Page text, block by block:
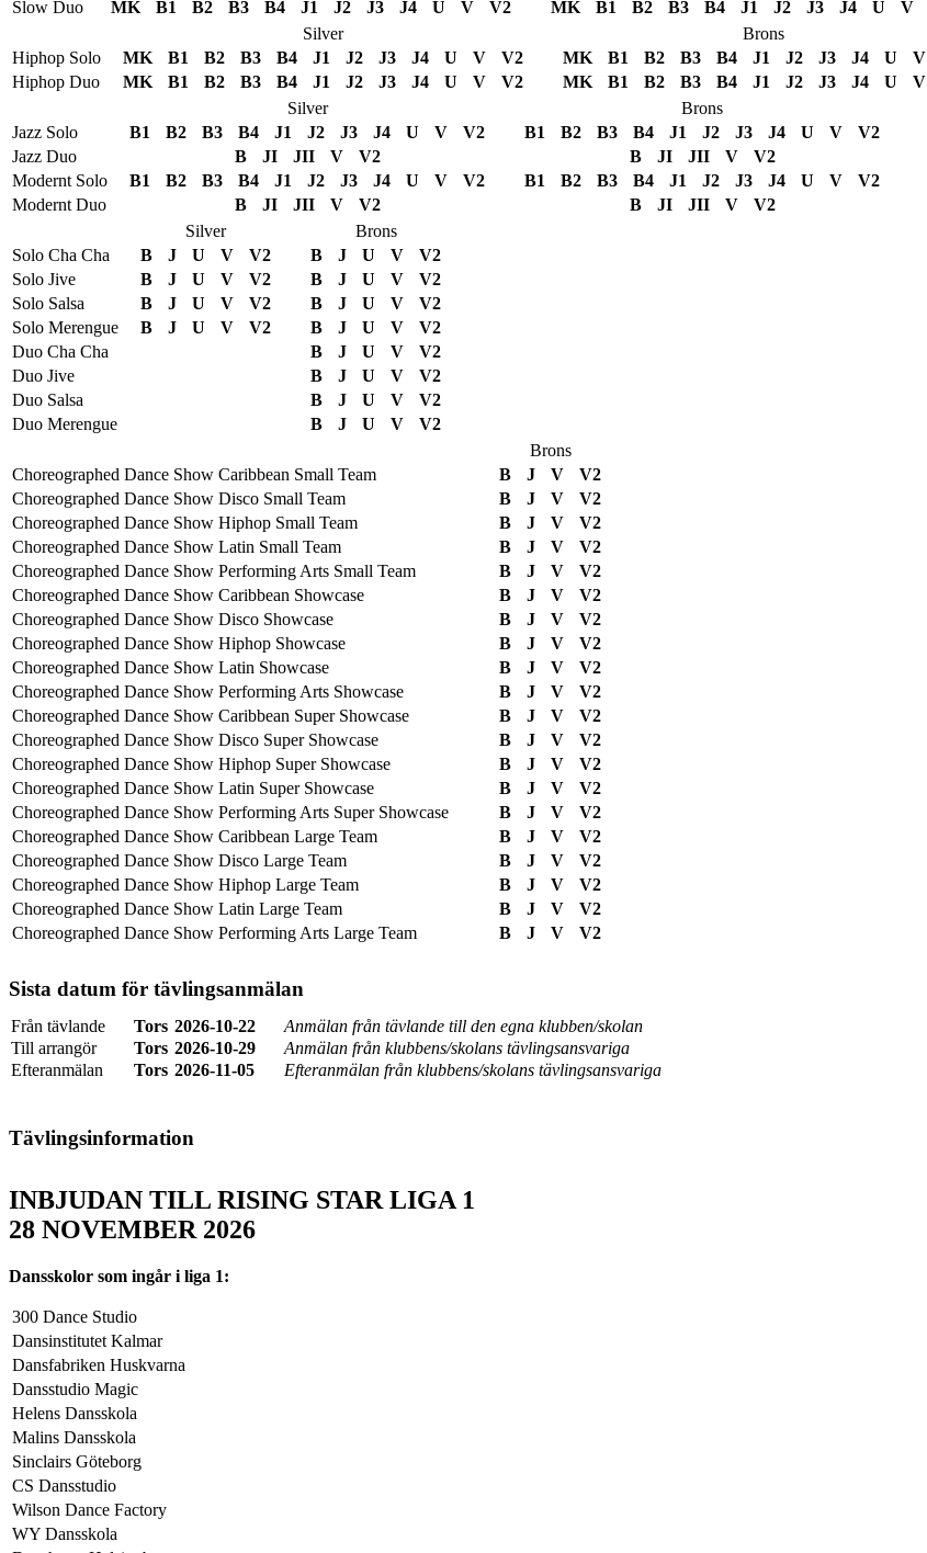
Slow Duo
MK B1 B2 B3 B4 J1 J2 J3 J4 U V V2 MK B1 B2 B3 B4 J1 J2 J3 J4 U V
Silver
Brons
Hiphop Solo
MK B1 B2 B3 B4 J1 J2 J3 J4 U V V2 MK B1 B2 B3 B4 J1 J2 J3 J4 U V
Hiphop Duo
MK B1 B2 B3 B4 J1 J2 J3 J4 U V V2 MK B1 B2 B3 B4 J1 J2 J3 J4 U V
Silver
Brons
Jazz Solo
B1 B2 B3 B4 J1 J2 J3 J4 U V V2 B1 B2 B3 B4 J1 J2 J3 J4 U V
V2
Jazz Duo
B JI JII V V2 B JI JII V
V2
Modernt Solo
B1 B2 B3 B4 J1 J2 J3 J4 U V V2 B1 B2 B3 B4 J1 J2 J3 J4 U V
V2
Modernt Duo
B JI JII V V2 B JI JII V
V2
Silver
Brons
Solo Cha Cha
B J U V V2 B J U V
V2
Solo Jive
B J U V V2 B J U V
V2
Solo Salsa
B J U V V2 B J U V
V2
Solo Merengue
B J U V V2 B J U V
V2
Duo Cha Cha
B J U V
V2
Duo Jive
B J U V
V2
Duo Salsa
B J U V
V2
Duo Merengue
B J U V
V2
Brons
Choreographed Dance Show Caribbean Small Team
B J V
V2
Choreographed Dance Show Disco Small Team
B J V
V2
Choreographed Dance Show Hiphop Small Team
B J V
V2
Choreographed Dance Show Latin Small Team
B J V
V2
Choreographed Dance Show Performing Arts Small Team
B J V
V2
Choreographed Dance Show Caribbean Showcase
B J V
V2
Choreographed Dance Show Disco Showcase
B J V
V2
Choreographed Dance Show Hiphop Showcase
B J V
V2
Choreographed Dance Show Latin Showcase
B J V
V2
Choreographed Dance Show Performing Arts Showcase
B J V
V2
Choreographed Dance Show Caribbean Super Showcase
B J V
V2
Choreographed Dance Show Disco Super Showcase
B J V
V2
Choreographed Dance Show Hiphop Super Showcase
B J V
V2
Choreographed Dance Show Latin Super Showcase
B J V
V2
Choreographed Dance Show Performing Arts Super Showcase
B J V
V2
Choreographed Dance Show Caribbean Large Team
B J V
V2
Choreographed Dance Show Disco Large Team
B J V
V2
Choreographed Dance Show Hiphop Large Team
B J V
V2
Choreographed Dance Show Latin Large Team
B J V
V2
Choreographed Dance Show Performing Arts Large Team
B J V V2
Sista datum för tävlingsanmälan
Från tävlande Tors 2026-10-22
Anmälan från tävlande till den egna klubben/skolan
Till arrangör
Tors 2026-10-29
Anmälan från klubbens/skolans tävlingsansvariga
Efteranmälan
Tors 2026-11-05 Efteranmälan från klubbens/skolans tävlingsansvariga
Tävlingsinformation
INBJUDAN TILL RISING STAR LIGA 1
28 NOVEMBER 2026
Dansskolor som ingår i liga 1:
300 Dance Studio
Dansinstitutet Kalmar
Dansfabriken Huskvarna
Dansstudio Magic
Helens Dansskola
Malins Dansskola
Sinclairs Göteborg
CS Dansstudio
Wilson Dance Factory
WY Dansskola